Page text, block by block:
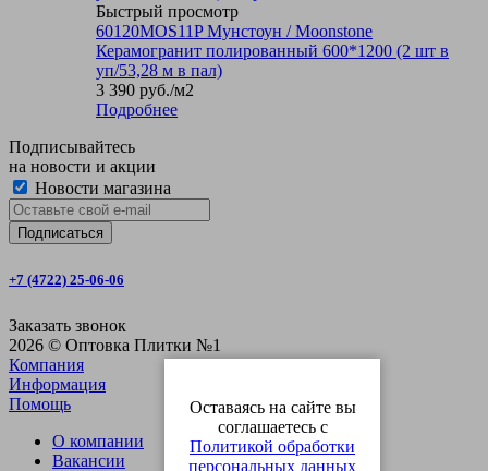
Быстрый просмотр
60120MOS11P Мунстоун / Moonstone
Керамогранит полированный 600*1200 (2 шт в
уп/53,28 м в пал)
3 390 руб./м2
Подробнее
Подписывайтесь
на новости и акции
Новости магазина
+7 (4722) 25-06-06
Заказать звонок
2026 © Оптовка Плитки №1
Компания
Информация
Помощь
О компании
Вакансии
Оставаясь на сайте вы
соглашаетесь с
Политикой обработки
персональных данных